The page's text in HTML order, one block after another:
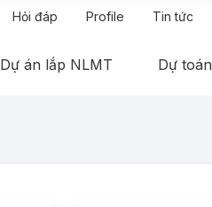
Hỏi đáp Profile Tin tức
Dự án lắp NLMT Dự toán